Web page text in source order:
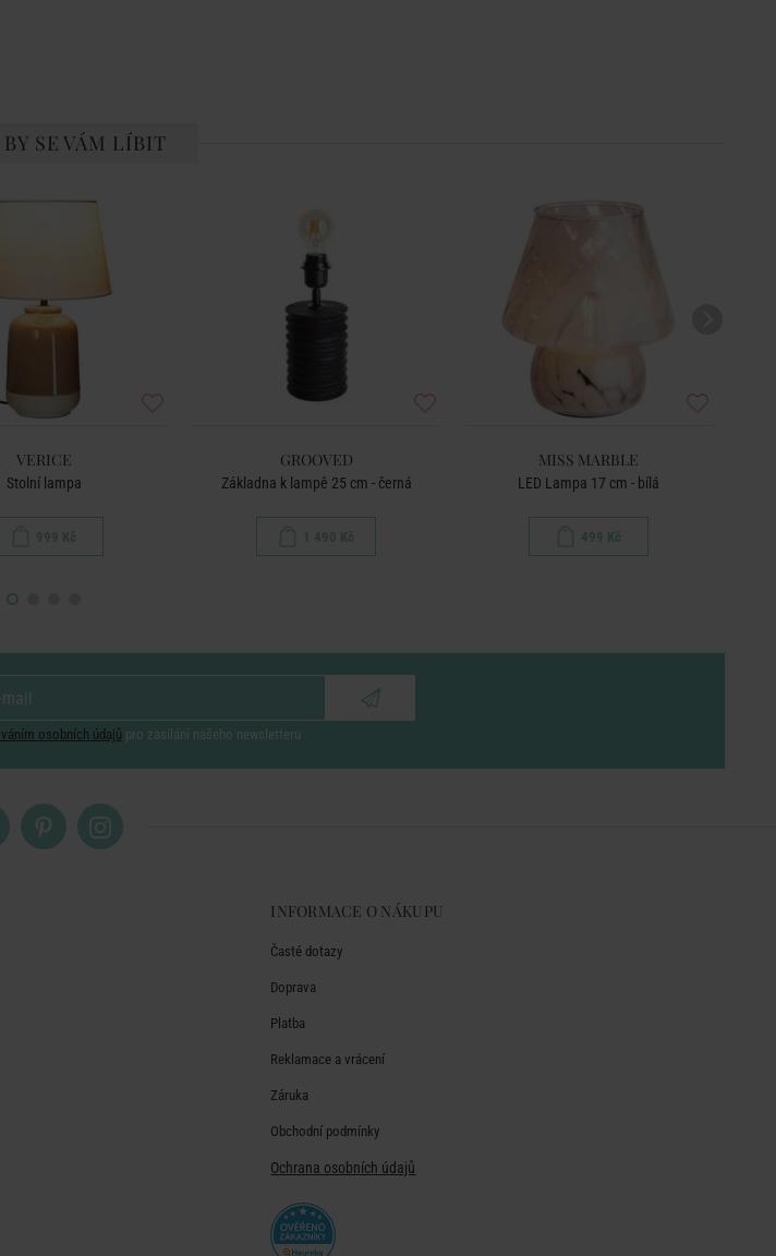
SE VÁM LÍBIT
VERICE
Stolní lampa
999 Kč
GROOVED
Základna k lampě 25 cm - černá
1 490 Kč
MISS MARBLE
LED Lampa 17 cm - bílá
499 Kč
osobních údajů pro zasílání našeho newsletteru
INFORMACE O NÁKUPU
Časté dotazy
Doprava
Platba
Reklamace a vrácení
Záruka
Obchodní podmínky
Ochrana osobních údajů